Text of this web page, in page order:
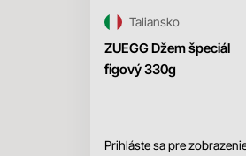
ZUEGG Džem špeciál
figový 330g
Taliansko
Prihláste sa pre